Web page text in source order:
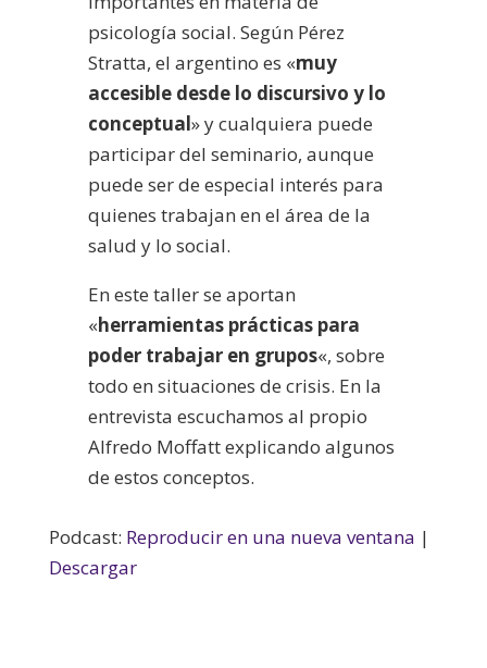
psicología social. Según Pérez
Stratta, el argentino es «muy
accesible desde lo discursivo y lo
conceptual» y cualquiera puede
participar del seminario, aunque
puede ser de especial interés para
quienes trabajan en el área de la
salud y lo social.
En este taller se aportan
«herramientas prácticas para
poder trabajar en grupos«, sobre
todo en situaciones de crisis. En la
entrevista escuchamos al propio
Alfredo Moffatt explicando algunos
de estos conceptos.
Podcast: Reproducir en una nueva ventana |
Descargar